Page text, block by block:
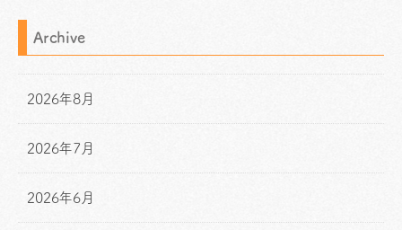
Archive
2026年8月
2026年7月
2026年6月